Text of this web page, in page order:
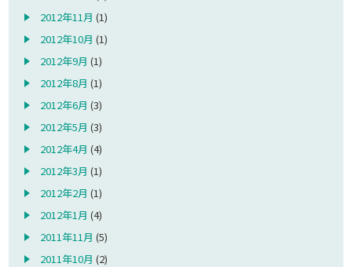
2012年11月 (1)
2012年10月 (1)
2012年9月 (1)
2012年8月 (1)
2012年6月 (3)
2012年5月 (3)
2012年4月 (4)
2012年3月 (1)
2012年2月 (1)
2012年1月 (4)
2011年11月 (5)
2011年10月 (2)